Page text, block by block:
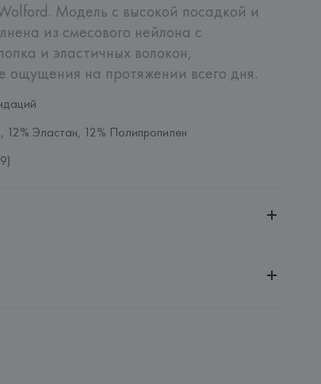
Модель с высокой посадкой и
из смесового нейлона с
и эластичных волокон,
на протяжении всего дня.
Эластан, 12% Полипропилен
Минск, ул. Немига, 5, пом. 39